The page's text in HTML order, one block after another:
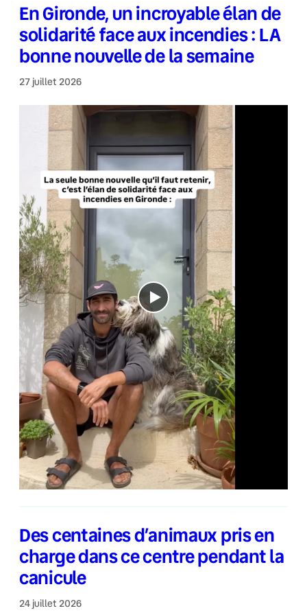
En Gironde, un incroyable élan de
solidarité face aux incendies : LA
bonne nouvelle de la semaine
27 juillet 2026
Des centaines d’animaux pris en
charge dans ce centre pendant la
canicule
24 juillet 2026